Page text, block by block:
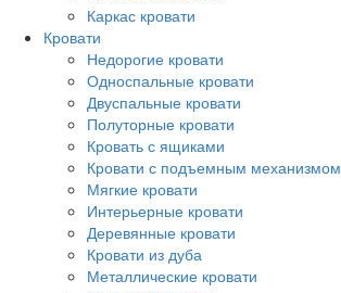
Каркас кровати
Кровати
Недорогие кровати
Односпальные кровати
Двуспальные кровати
Полуторные кровати
Кровать с ящиками
Кровати с подъемным механизмом
Мягкие кровати
Интерьерные кровати
Деревянные кровати
Кровати из дуба
Металлические кровати